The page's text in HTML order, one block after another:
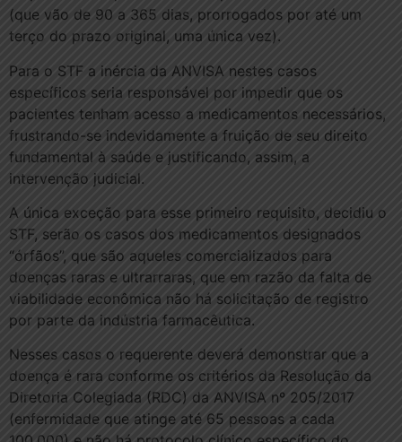
(que vão de 90 a 365 dias, prorrogados por até um
terço do prazo original, uma única vez).
Para o STF a inércia da ANVISA nestes casos
específicos seria responsável por impedir que os
pacientes tenham acesso a medicamentos necessários,
frustrando-se indevidamente a fruição de seu direito
fundamental à saúde e justificando, assim, a
intervenção judicial.
A única exceção para esse primeiro requisito, decidiu o
STF, serão os casos dos medicamentos designados
“órfãos”, que são aqueles comercializados para
doenças raras e ultrarraras, que em razão da falta de
viabilidade econômica não há solicitação de registro
por parte da indústria farmacêutica.
Nesses casos o requerente deverá demonstrar que a
doença é rara conforme os critérios da Resolução da
Diretoria Colegiada (RDC) da ANVISA nº 205/2017
(enfermidade que atinge até 65 pessoas a cada